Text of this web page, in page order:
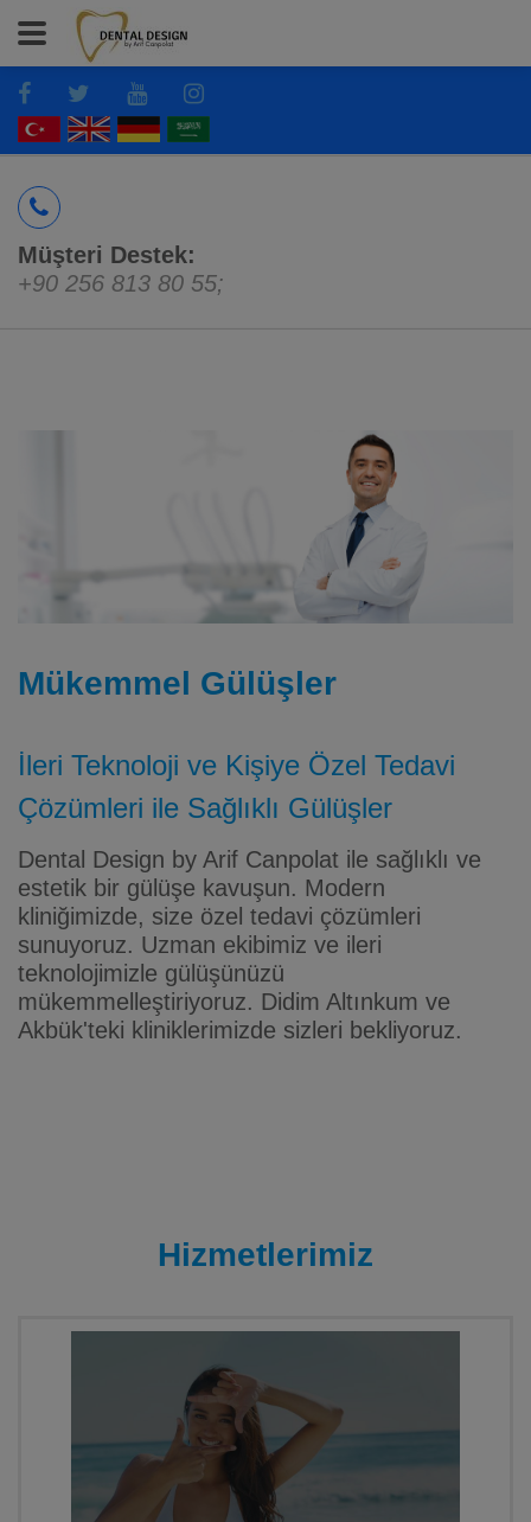
Müşteri Destek:
+90 256 813 80 55;
Mükemmel Gülüşler
İleri Teknoloji ve Kişiye Özel Tedavi
Çözümleri ile Sağlıklı Gülüşler
Dental Design by Arif Canpolat ile sağlıklı ve
estetik bir gülüşe kavuşun. Modern
kliniğimizde, size özel tedavi çözümleri
sunuyoruz. Uzman ekibimiz ve ileri
teknolojimizle gülüşünüzü
mükemmelleştiriyoruz. Didim Altınkum ve
Akbük'teki kliniklerimizde sizleri bekliyoruz.
Hizmetlerimiz